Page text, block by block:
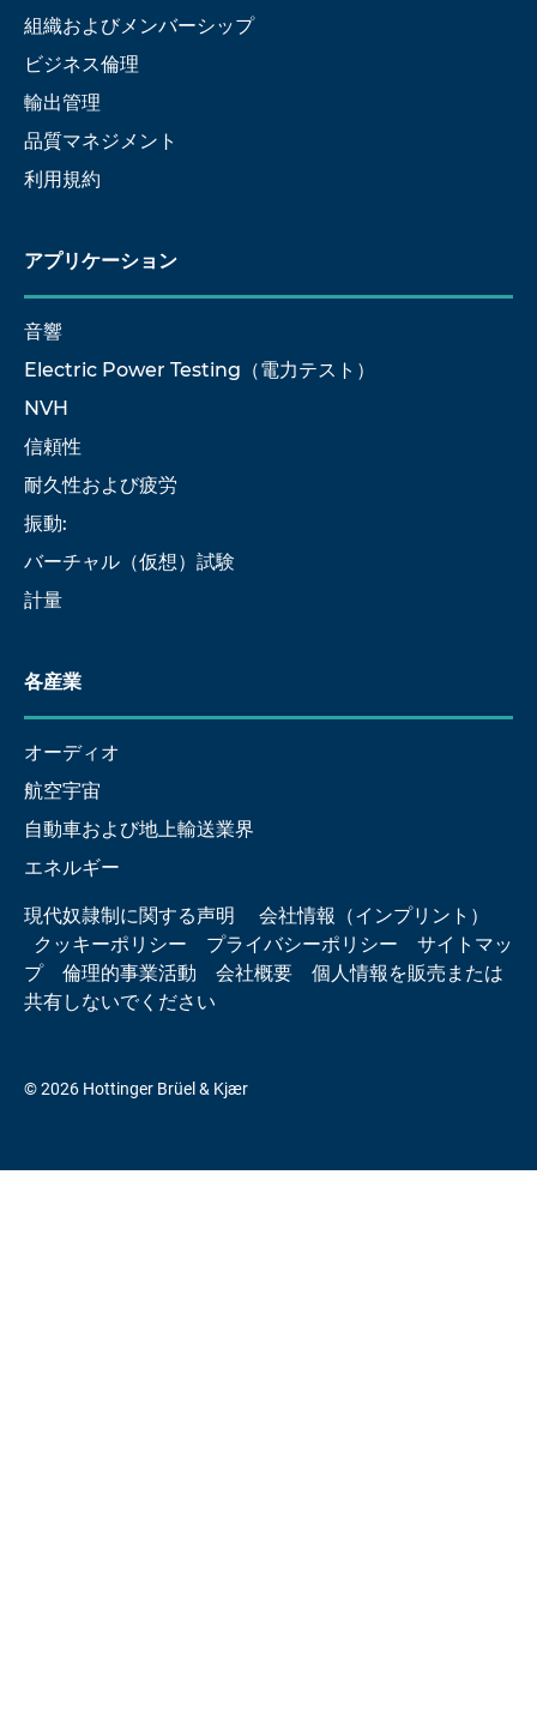
組織およびメンバーシップ
ビジネス倫理
輸出管理
品質マネジメント
利用規約
アプリケーション
音響
Electric Power Testing（電力テスト）
NVH
信頼性
耐久性および疲労
振動:
バーチャル（仮想）試験
計量
各産業
オーディオ
航空宇宙
自動車および地上輸送業界
エネルギー
現代奴隷制に関する声明
会社情報（インプリント）
クッキーポリシー
プライバシーポリシー
サイトマッ
プ
倫理的事業活動 会社概要
個人情報を販売または
共有しないでください
© 2026 Hottinger Brüel & Kjær